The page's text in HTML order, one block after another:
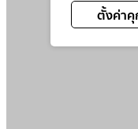
ตั้งค่าคุ